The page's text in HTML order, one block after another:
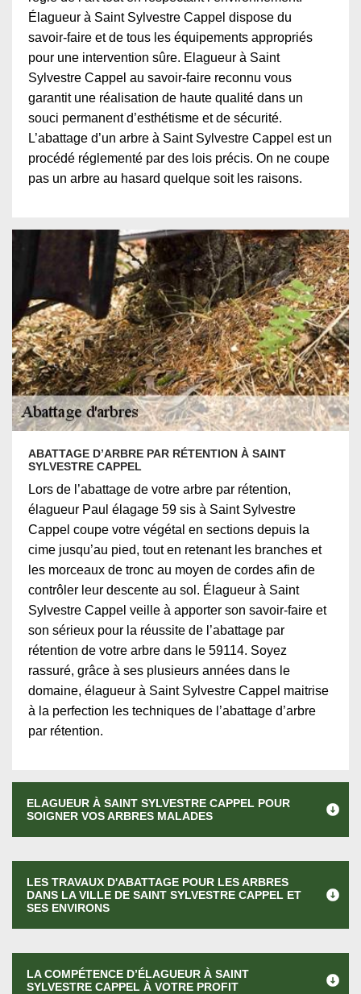
Élagueur à Saint Sylvestre Cappel dispose du
savoir-faire et de tous les équipements appropriés
pour une intervention sûre. Elagueur à Saint
Sylvestre Cappel au savoir-faire reconnu vous
garantit une réalisation de haute qualité dans un
souci permanent d’esthétisme et de sécurité.
L’abattage d’un arbre à Saint Sylvestre Cappel est un
procédé réglementé par des lois précis. On ne coupe
pas un arbre au hasard quelque soit les raisons.
ABATTAGE D’ARBRE PAR RÉTENTION À SAINT
SYLVESTRE CAPPEL
Lors de l’abattage de votre arbre par rétention,
élagueur Paul élagage 59 sis à Saint Sylvestre
Cappel coupe votre végétal en sections depuis la
cime jusqu’au pied, tout en retenant les branches et
les morceaux de tronc au moyen de cordes afin de
contrôler leur descente au sol. Élagueur à Saint
Sylvestre Cappel veille à apporter son savoir-faire et
son sérieux pour la réussite de l’abattage par
rétention de votre arbre dans le 59114. Soyez
rassuré, grâce à ses plusieurs années dans le
domaine, élagueur à Saint Sylvestre Cappel maitrise
à la perfection les techniques de l’abattage d’arbre
par rétention.
ELAGUEUR À SAINT SYLVESTRE CAPPEL POUR
SOIGNER VOS ARBRES MALADES
LES TRAVAUX D'ABATTAGE POUR LES ARBRES
DANS LA VILLE DE SAINT SYLVESTRE CAPPEL ET
SES ENVIRONS
LA COMPÉTENCE D’ÉLAGUEUR À SAINT
SYLVESTRE CAPPEL À VOTRE PROFIT